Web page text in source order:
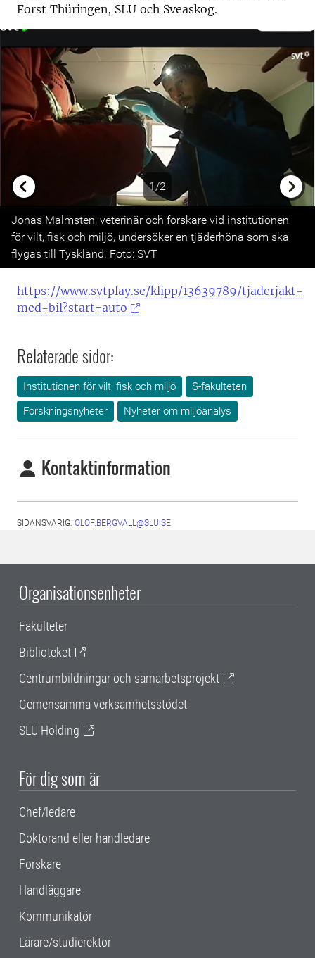
Forst Thüringen, SLU och Sveaskog.
1/2
Previous
Jonas Malmsten, veterinär och forskare vid institutionen
för vilt, fisk och miljö, undersöker en tjäderhöna som ska
flygas till Tyskland. Foto: SVT
https://www.svtplay.se/klipp/13639789/tjaderjakt-
med-bil?start=auto
Relaterade sidor:
Institutionen för vilt, fisk och miljö
S-fakulteten
Forskningsnyheter
Nyheter om miljöanalys
Kontaktinformation
SIDANSVARIG: OLOF.BERGVALL@SLU.SE
Organisationsenheter
Fakulteter
Biblioteket
Centrumbildningar och samarbetsprojekt
Gemensamma verksamhetsstödet
SLU Holding
För dig som är
Chef/ledare
Doktorand eller handledare
Forskare
Handläggare
Kommunikatör
Lärare/studierektor